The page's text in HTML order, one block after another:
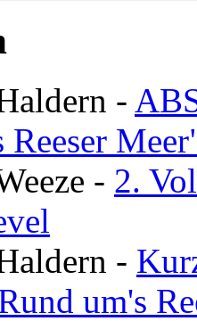
-
- 2.
-
um's